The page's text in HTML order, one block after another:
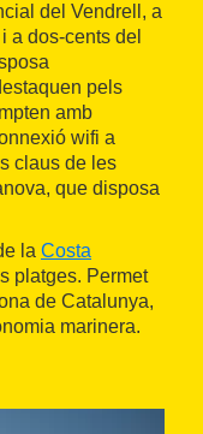
del Vendrell, a
i a dos-cents del
pels
amb
wifi a
claus de les
que disposa
la Costa
platges. Permet
de Catalunya,
marinera.